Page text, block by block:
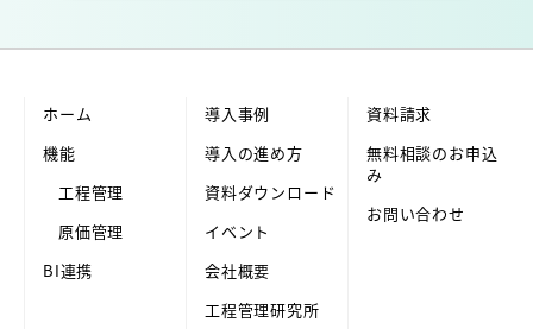
ホーム
機能
工程管理
原価管理
BI連携
導入事例
導入の進め方
資料ダウンロード
イベント
会社概要
工程管理研究所
資料請求
無料相談のお申込
み
お問い合わせ